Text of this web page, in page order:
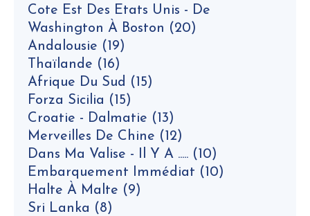
Cote Est Des Etats Unis - De
Washington À Boston (20)
Andalousie (19)
Thaïlande (16)
Afrique Du Sud (15)
Forza Sicilia (15)
Croatie - Dalmatie (13)
Merveilles De Chine (12)
Dans Ma Valise - Il Y A ..... (10)
Embarquement Immédiat (10)
Halte À Malte (9)
Sri Lanka (8)